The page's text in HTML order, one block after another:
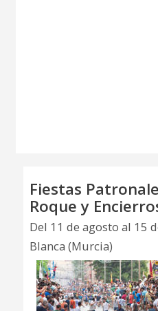
Fiestas
Roque y
Del 11 de agosto al 15
Blanca (Murcia)